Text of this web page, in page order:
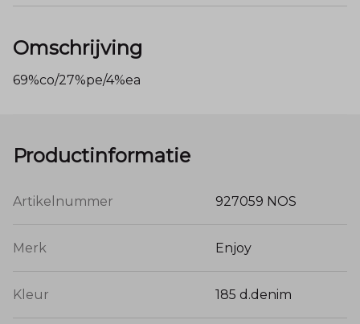
Omschrijving
69%co/27%pe/4%ea
Productinformatie
Artikelnummer 927059 NOS
Merk Enjoy
Kleur 185 d.denim